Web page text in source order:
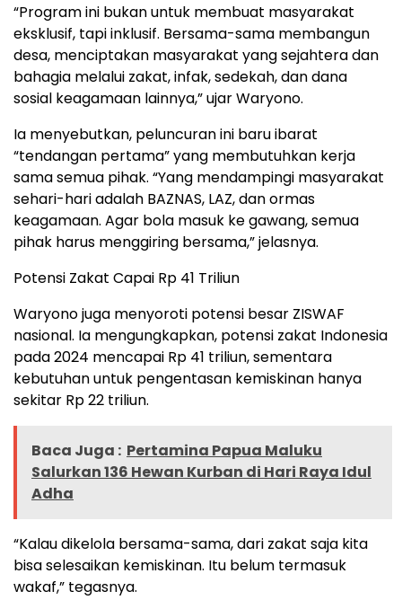
“Program ini bukan untuk membuat masyarakat
eksklusif, tapi inklusif. Bersama-sama membangun
desa, menciptakan masyarakat yang sejahtera dan
bahagia melalui zakat, infak, sedekah, dan dana
sosial keagamaan lainnya,” ujar Waryono.
Ia menyebutkan, peluncuran ini baru ibarat
“tendangan pertama” yang membutuhkan kerja
sama semua pihak. “Yang mendampingi masyarakat
sehari-hari adalah BAZNAS, LAZ, dan ormas
keagamaan. Agar bola masuk ke gawang, semua
pihak harus menggiring bersama,” jelasnya.
Potensi Zakat Capai Rp 41 Triliun
Waryono juga menyoroti potensi besar ZISWAF
nasional. Ia mengungkapkan, potensi zakat Indonesia
pada 2024 mencapai Rp 41 triliun, sementara
kebutuhan untuk pengentasan kemiskinan hanya
sekitar Rp 22 triliun.
Baca Juga : Pertamina Papua Maluku
Salurkan 136 Hewan Kurban di Hari Raya Idul
Adha
“Kalau dikelola bersama-sama, dari zakat saja kita
bisa selesaikan kemiskinan. Itu belum termasuk
wakaf,” tegasnya.